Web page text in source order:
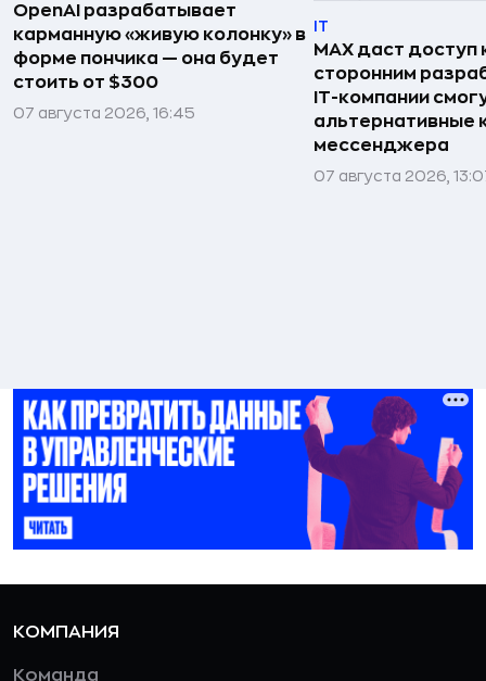
OpenAI разрабатывает
карманную «живую колонку» в
форме пончика — она будет
стоить от $300
07 августа 2026, 16:45
IT
MAX даст доступ
сторонним
IT-компании
альтернативные
мессенджера
07 августа 2026,
КОМПАНИЯ
Команда